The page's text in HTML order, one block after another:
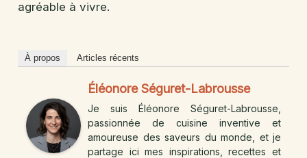
agréable à vivre.
À propos Articles récents
Éléonore Séguret-Labrousse
Je suis Éléonore Séguret-Labrousse,
passionnée de cuisine inventive et
amoureuse des saveurs du monde, et je
partage ici mes inspirations, recettes et